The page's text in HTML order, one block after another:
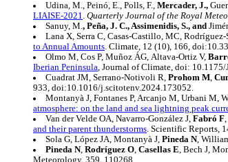
Udina, M., Peinó, E., Polls, F., Mercader, J.,
LIAISE-2021. Quarterly Journal of the Royal
Sanuy, M., Peña, J. C., Assimenidis, S., and
Lana X, Serra C, Casas-Castillo, MC, Rodríguez-
to Annual Amounts. Climate, 12 (10), 166,
Olmo M, Cos P, Muñoz ÁG, Altava-Ortiz V,
Iberian Peninsula, Journal of Climate, doi:
Cuadrat JM, Serrano-Notivoli R, Prohom M,
933, doi:10.1016/j.scitotenv.2024.173052.
Montanyà J, Fontanes P, Arcanjo M, Urbani M,
atmosphere: on the land and sea lightning peak
Van der Velde OA, Navarro-González J, Fabró F
and their parent thunderstorms. Scientific Reports,
Sola G, López JA, Montanyà J, Pineda N,
Pineda N, Rodríguez O, Casellas E, Bech J,